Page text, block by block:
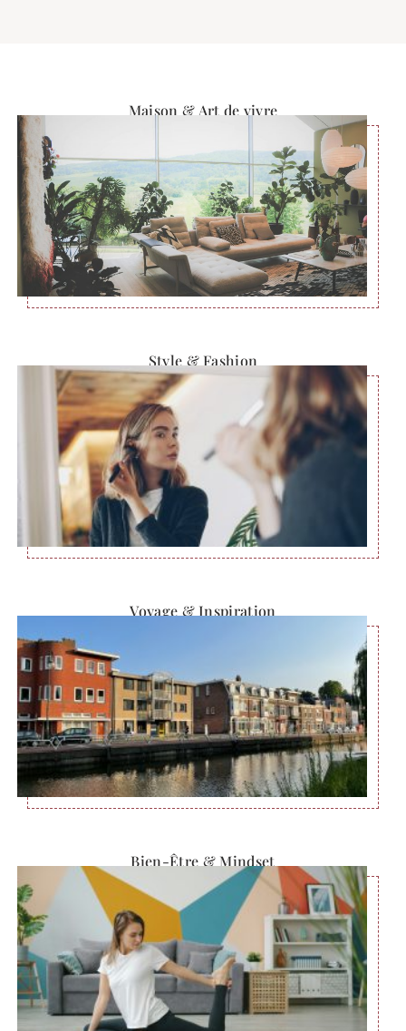
Maison & Art de vivre
Style & Fashion
Voyage & Inspiration
Bien-Être & Mindset